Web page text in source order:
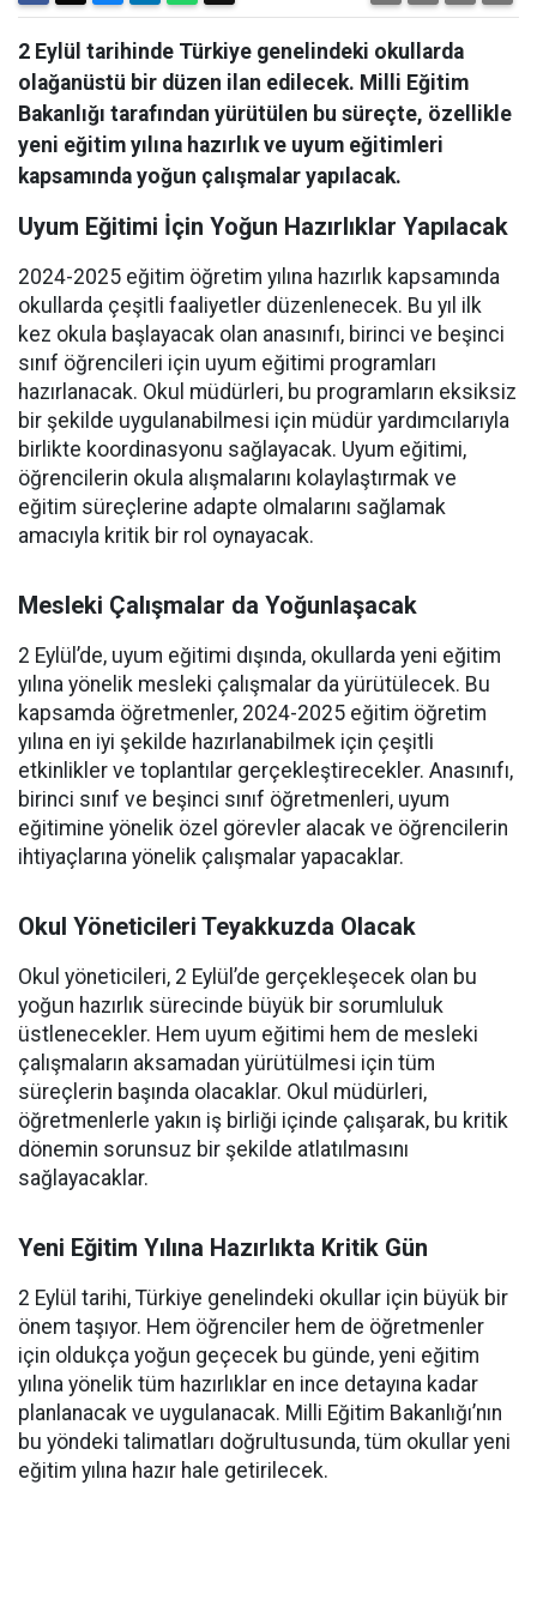
2 Eylül tarihinde Türkiye genelindeki okullarda
olağanüstü bir düzen ilan edilecek. Milli Eğitim
Bakanlığı tarafından yürütülen bu süreçte, özellikle
yeni eğitim yılına hazırlık ve uyum eğitimleri
kapsamında yoğun çalışmalar yapılacak.
Uyum Eğitimi İçin Yoğun Hazırlıklar Yapılacak
2024-2025 eğitim öğretim yılına hazırlık kapsamında
okullarda çeşitli faaliyetler düzenlenecek. Bu yıl ilk
kez okula başlayacak olan anasınıfı, birinci ve beşinci
sınıf öğrencileri için uyum eğitimi programları
hazırlanacak. Okul müdürleri, bu programların eksiksiz
bir şekilde uygulanabilmesi için müdür yardımcılarıyla
birlikte koordinasyonu sağlayacak. Uyum eğitimi,
öğrencilerin okula alışmalarını kolaylaştırmak ve
eğitim süreçlerine adapte olmalarını sağlamak
amacıyla kritik bir rol oynayacak.
Mesleki Çalışmalar da Yoğunlaşacak
2 Eylül’de, uyum eğitimi dışında, okullarda yeni eğitim
yılına yönelik mesleki çalışmalar da yürütülecek. Bu
kapsamda öğretmenler, 2024-2025 eğitim öğretim
yılına en iyi şekilde hazırlanabilmek için çeşitli
etkinlikler ve toplantılar gerçekleştirecekler. Anasınıfı,
birinci sınıf ve beşinci sınıf öğretmenleri, uyum
eğitimine yönelik özel görevler alacak ve öğrencilerin
ihtiyaçlarına yönelik çalışmalar yapacaklar.
Okul Yöneticileri Teyakkuzda Olacak
Okul yöneticileri, 2 Eylül’de gerçekleşecek olan bu
yoğun hazırlık sürecinde büyük bir sorumluluk
üstlenecekler. Hem uyum eğitimi hem de mesleki
çalışmaların aksamadan yürütülmesi için tüm
süreçlerin başında olacaklar. Okul müdürleri,
öğretmenlerle yakın iş birliği içinde çalışarak, bu kritik
dönemin sorunsuz bir şekilde atlatılmasını
sağlayacaklar.
Yeni Eğitim Yılına Hazırlıkta Kritik Gün
2 Eylül tarihi, Türkiye genelindeki okullar için büyük bir
önem taşıyor. Hem öğrenciler hem de öğretmenler
için oldukça yoğun geçecek bu günde, yeni eğitim
yılına yönelik tüm hazırlıklar en ince detayına kadar
planlanacak ve uygulanacak. Milli Eğitim Bakanlığı’nın
bu yöndeki talimatları doğrultusunda, tüm okullar yeni
eğitim yılına hazır hale getirilecek.